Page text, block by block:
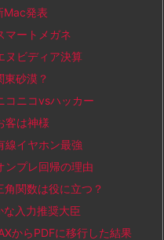
発表
ートメガネ
ビディア決算
砂漠？
ニコvsハッカー
は神様
イヤホン最強
プレ回帰の理由
関数は役に立つ？
入力推奨大臣
からPDFに移行した結果